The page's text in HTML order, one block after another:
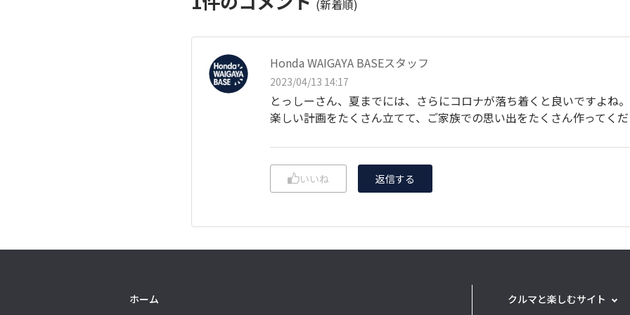
(新着順)
Honda WAIGAYA BASEスタッフ
2023/04/13 14:17
とっしーさん、夏までには、さらにコロナが落ち着くと良いですよね。
楽しい計画をたくさん立てて、ご家族での思い出をたくさん作ってく
いいね 返信する
ホーム
クルマと楽しむサイト